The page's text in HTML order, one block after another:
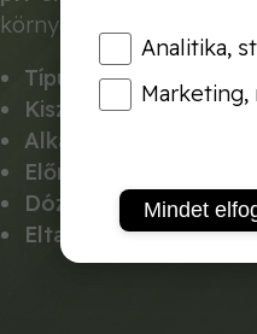
környezeti stresszel
Típus:
Komplex
Kiszerelés: 1 liter
Alkalmazás:
Előny:
Dózis:
5-8 ml / 1 liter
Eltarthatóság:
Analitika,
Marketing,
Mindet